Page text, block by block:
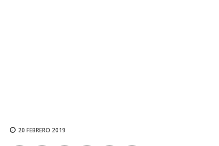
20 FEBRERO 2019